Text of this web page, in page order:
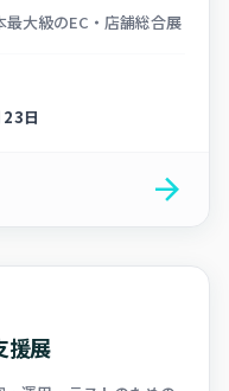
大級のEC・店舗総合展
日
arrow_forward
援展